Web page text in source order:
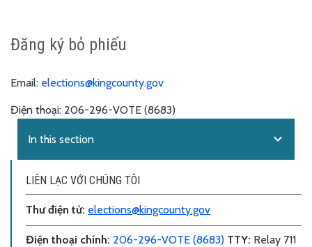
Đăng ký bỏ phiếu
Email: elections@kingcounty.gov
Điện thoại: 206-296-VOTE (8683)
In this section expand_more
LIÊN LẠC VỚI CHÚNG TÔI
Thư điện tử: elections@kingcounty.gov
Điện thoại chính: 206-296-VOTE (8683) TTY: Relay 711